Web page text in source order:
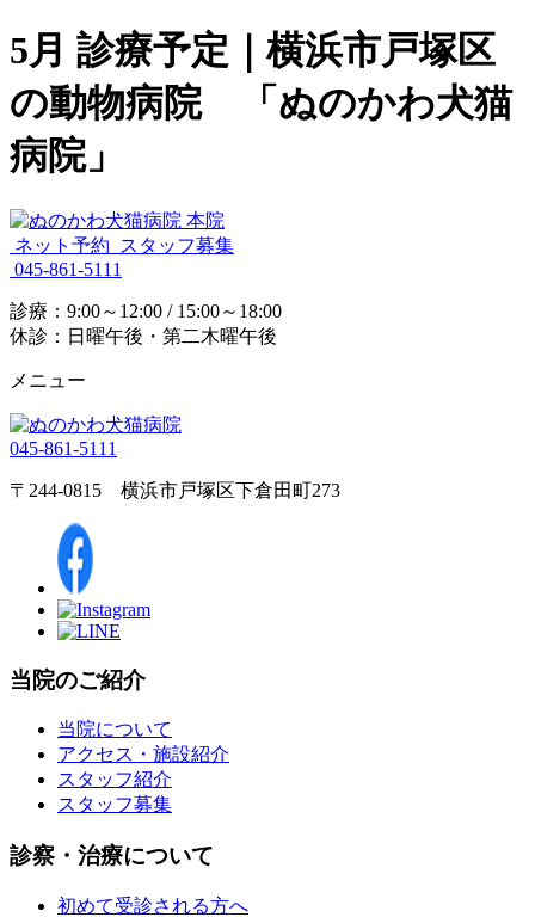
5月 診療予定｜横浜市戸塚区
の動物病院 「ぬのかわ犬猫
病院」
ネット予約
スタッフ募集
045-861-5111
診療：9:00～12:00 / 15:00～18:00
休診：日曜午後・第二木曜午後
メニュー
045-861-5111
〒244-0815 横浜市戸塚区下倉田町273
当院のご紹介
当院について
アクセス・施設紹介
スタッフ紹介
スタッフ募集
診察・治療について
初めて受診される方へ